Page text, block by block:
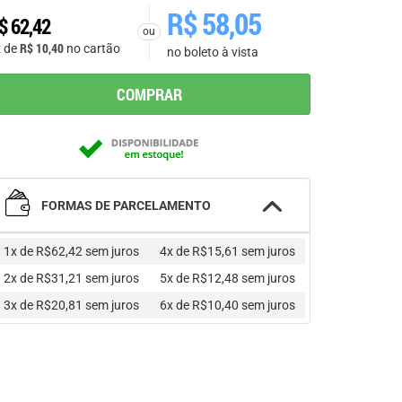
62,42
deR$ 10,40 no cartão
ou R$58,05
no boleto à vista
COMPRAR
FORMAS DE PARCELAMENTO
1x de R$62,42sem juros
2x de R$31,21 sem juros
3x de R$20,81 sem juros
4x de R$15,61 sem juros
5x de R$12,48 sem juros
6x de R$10,40 sem juros